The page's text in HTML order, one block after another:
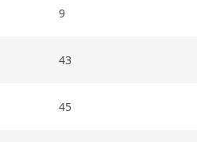
9
43
45